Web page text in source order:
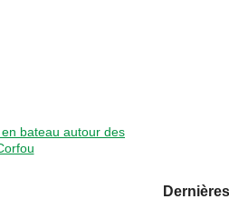
bateau autour des